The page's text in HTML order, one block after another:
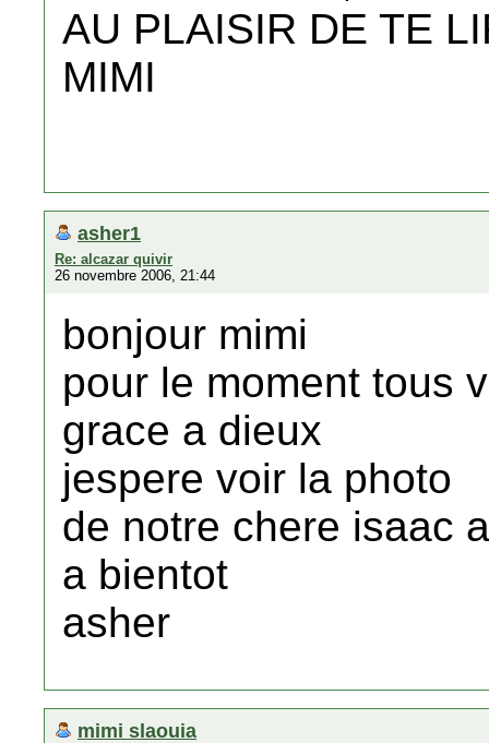
AU PLAISIR DE TE
MIMI
asher1
Re: alcazar quivir
26 novembre 2006, 21:44
bonjour mimi
pour le moment tous
grace a dieux
jespere voir la photo
de notre chere isaac
a bientot
asher
mimi slaouia